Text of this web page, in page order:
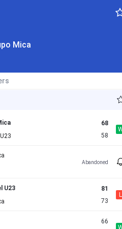
Mica
68
58
Abandoned
U23
81
73
L
66